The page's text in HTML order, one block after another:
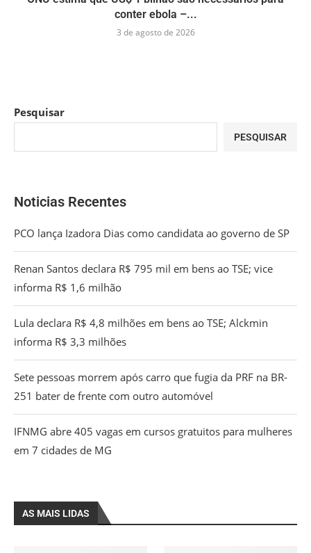
conter ebola –...
3 de agosto de 2026
Pesquisar
PESQUISAR
Noticias Recentes
PCO lança Izadora Dias como candidata ao governo de SP
Renan Santos declara R$ 795 mil em bens ao TSE; vice
informa R$ 1,6 milhão
Lula declara R$ 4,8 milhões em bens ao TSE; Alckmin
informa R$ 3,3 milhões
Sete pessoas morrem após carro que fugia da PRF na BR-
251 bater de frente com outro automóvel
IFNMG abre 405 vagas em cursos gratuitos para mulheres
em 7 cidades de MG
AS MAIS LIDAS